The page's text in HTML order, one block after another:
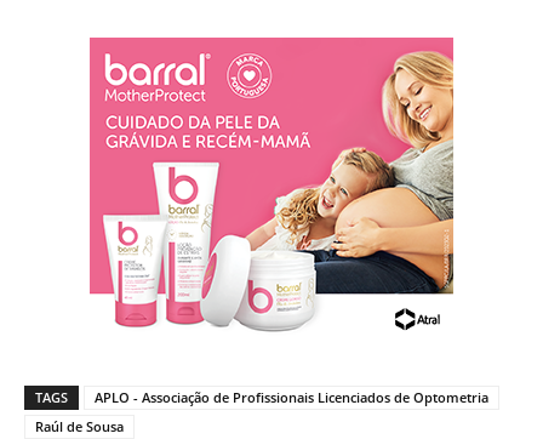
TAGS
APLO - Associação de Profissionais Licenciados de Optometria
Raúl de Sousa